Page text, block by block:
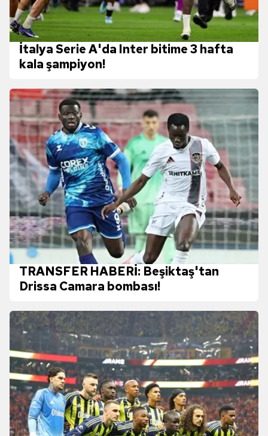
İtalya Serie A'da Inter bitime 3 hafta
kala şampiyon!
TRANSFER HABERİ: Beşiktaş'tan
Drissa Camara bombası!